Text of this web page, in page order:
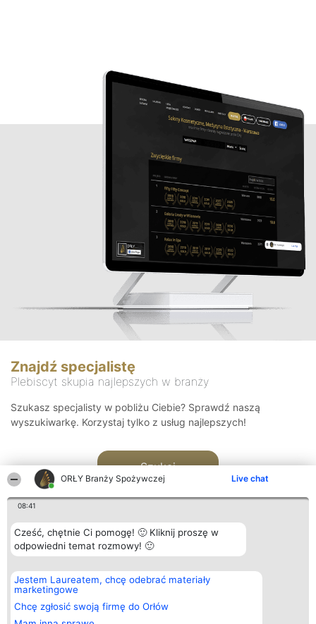
ORŁY Branży Spożywczej Live chat
08:41
Cześć, chętnie Ci pomogę! 🙂 Kliknij proszę w
odpowiedni temat rozmowy! 🙂
Jestem Laureatem, chcę odebrać materiały
marketingowe
Chcę zgłosić swoją firmę do Orłów
Znajdź specjalistę
Plebiscyt skupia najlepszych w branży
Szukasz specjalisty w pobliżu Ciebie? Sprawdź naszą
wyszukiwarkę. Korzystaj tylko z usług najlepszych!
Szukaj
Organizator plebiscytu
Bright Side Solutions sp. z o.
o. sp. k.
ul. Ruska 22
Wrocław 50-079
Plebiscyt
Laureaci
wszystkich
Laureatów
Kontakt
Kontakt